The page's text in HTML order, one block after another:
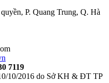
P. Quang Trung, Q. Hà
7119
10/2016 do Sở KH & ĐT TP